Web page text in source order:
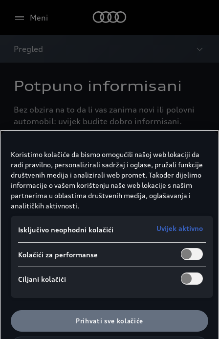
Meni
Pregled
Potpuno informisani
Bez obzira na to da li vas zanima novi ili polovni
automobil: uvijek budite dobro informisani.
Iskoristite naše atraktivne promocije i ponude ili
finansiranja.
Finansiranje
Aktuelne Audi akcije
Audi polovna vozila
Audi varijante karoserije
Koristimo kolačiće da bismo omogućili našoj web lokaciji da
radi pravilno, personalizirali sadržaj i oglase, pružali funkcije
društvenih medija i analizirali web promet. Također dijelimo
informacije o vašem korištenju naše web lokacije s našim
partnerima u oblastima društvenih medija, oglašavanja i
analitičkih aktivnosti.
Isključivo neophodni kolačići Uvijek aktivno
Kolačići za performanse
Ciljani kolačići
Prihvati sve kolačiće